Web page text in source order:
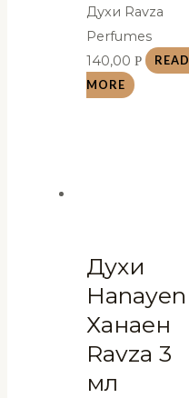
Духи Ravza
Perfumes
140,00Р
READ
MORE
Духи
Hanayen
Ханаен
Ravza 3
мл